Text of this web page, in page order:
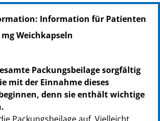
Information für Patienten
mg Weichkapseln
Packungsbeilage sorgfältig
mit der Einnahme dieses
denn sie enthält wichtige